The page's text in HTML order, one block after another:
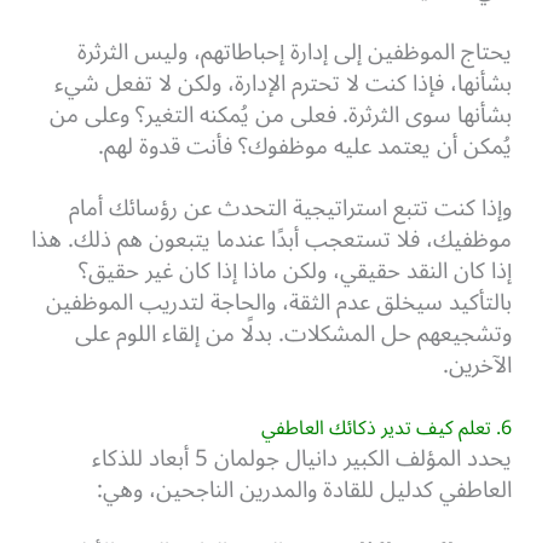
يحتاج الموظفين إلى إدارة إحباطاتهم، وليس الثرثرة
بشأنها، فإذا كنت لا تحترم الإدارة، ولكن لا تفعل شيء
بشأنها سوى الثرثرة. فعلى من يُمكنه التغير؟ وعلى من
يُمكن أن يعتمد عليه موظفوك؟ فأنت قدوة لهم.
وإذا كنت تتبع استراتيجية التحدث عن رؤسائك أمام
موظفيك، فلا تستعجب أبدًا عندما يتبعون هم ذلك. هذا
إذا كان النقد حقيقي، ولكن ماذا إذا كان غير حقيق؟
بالتأكيد سيخلق عدم الثقة، والحاجة لتدريب الموظفين
وتشجيعهم حل المشكلات. بدلًا من إلقاء اللوم على
الآخرين.
6. تعلم كيف تدير ذكائك العاطفي
يحدد المؤلف الكبير دانيال جولمان 5 أبعاد للذكاء
العاطفي كدليل للقادة والمدرين الناجحين، وهي: